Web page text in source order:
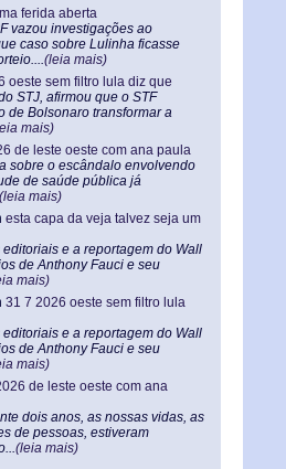
ferida aberta
vazou investigações ao
caso sobre Lulinha ficasse
(leia mais)
oeste sem filtro lula diz que
STJ, afirmou que o STF
de Bolsonaro transformar a
mais)
de leste oeste com ana paula
sobre o escândalo envolvendo
de saúde pública já
(leia mais)
esta capa da veja talvez seja um
e a reportagem do Wall
de Anthony Fauci e seu
mais)
31 7 2026 oeste sem filtro lula
e a reportagem do Wall
de Anthony Fauci e seu
mais)
de leste oeste com ana
dois anos, as nossas vidas, as
de pessoas, estiveram
(leia mais)